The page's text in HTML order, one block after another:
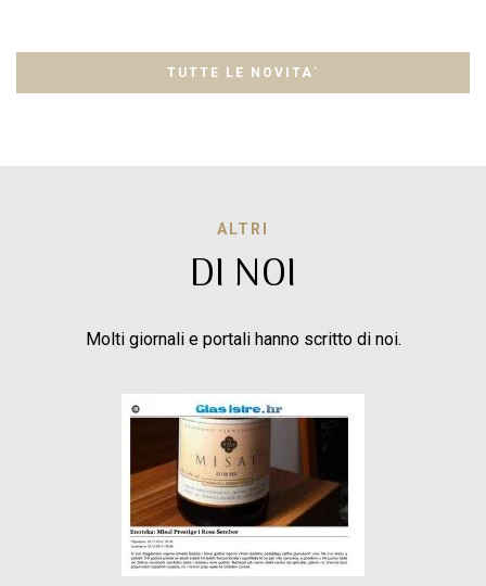
TUTTE LE NOVITA`
ALTRI
DI NOI
Molti giornali e portali hanno scritto di noi.